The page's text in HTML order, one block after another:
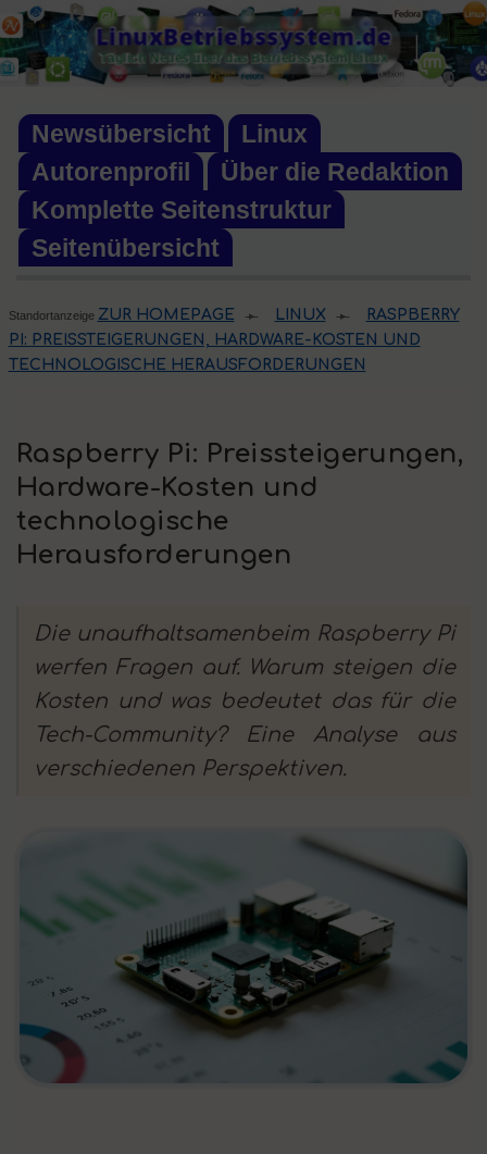
Skip
to
content
LinuxBetriebssystem.de
Täglich Neues über das Betriebssystem Linux
Newsübersicht
Linux
Autorenprofil
Über die Redaktion
Komplette Seitenstruktur
Seitenübersicht
Standortanzeige ZUR HOMEPAGE ▸ LINUX ▸
RASPBERRY
PI: PREISSTEIGERUNGEN, HARDWARE-KOSTEN UND
TECHNOLOGISCHE HERAUSFORDERUNGEN
Raspberry Pi: Preissteigerungen,
Hardware-Kosten und
technologische
Herausforderungen
Die unaufhaltsamenbeim Raspberry Pi
werfen Fragen auf. Warum steigen die
Kosten und was bedeutet das für die
Tech-Community? Eine Analyse aus
verschiedenen Perspektiven.